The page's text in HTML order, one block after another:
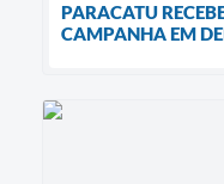
PARACATU
CAMPANHA EM